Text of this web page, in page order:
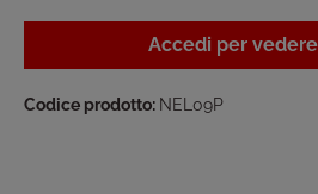
Accedi per
Codice prodotto: NEL09P